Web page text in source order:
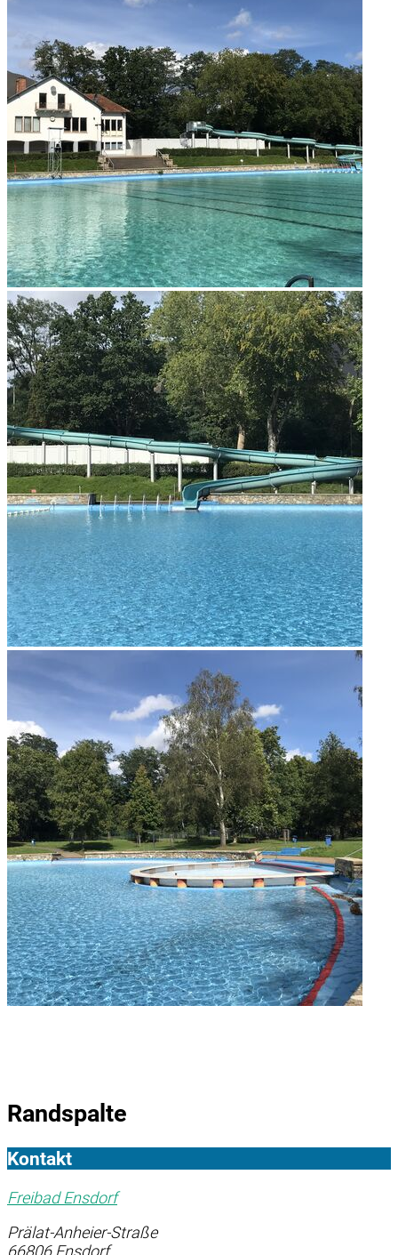
Randspalte
Kontakt
Freibad Ensdorf
Prälat-Anheier-Straße
66806 Ensdorf